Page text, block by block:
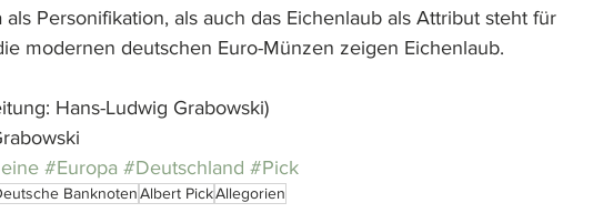
Personifikation, als auch das Eichenlaub als Attribut steht für
modernen deutschen Euro-Münzen zeigen Eichenlaub.
Hans-Ludwig Grabowski)
#Europa #Deutschland #Pick
BanknotenAlbert PickAllegorien